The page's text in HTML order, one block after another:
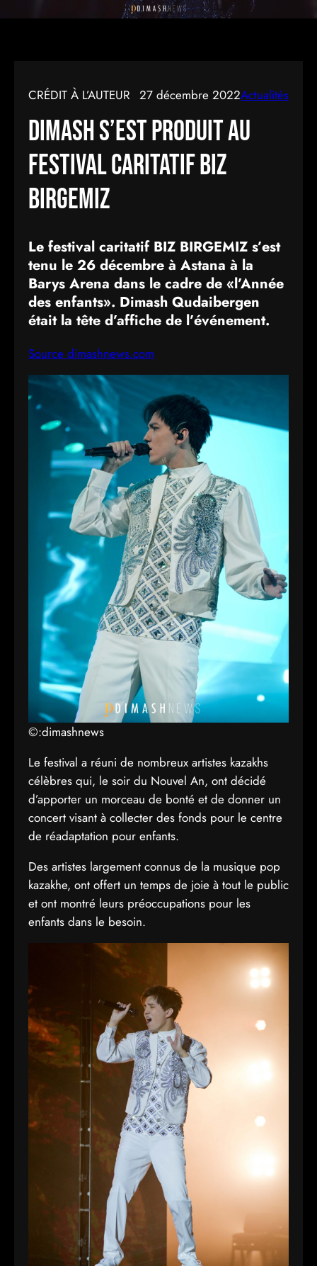
CRÉDIT À L’AUTEUR 27 décembre 2022Actualités
Dimash s’est produit au
festival caritatif BIZ
BIRGEMIZ
Le festival caritatif BIZ BIRGEMIZ s’est
tenu le 26 décembre à Astana à la
Barys Arena dans le cadre de «l’Année
des enfants». Dimash Qudaibergen
était la tête d’affiche de l’événement.
Source dimashnews.com
©:dimashnews
Le festival a réuni de nombreux artistes kazakhs
célèbres qui, le soir du Nouvel An, ont décidé
d’apporter un morceau de bonté et de donner un
concert visant à collecter des fonds pour le centre
de réadaptation pour enfants.
Des artistes largement connus de la musique pop
kazakhe, ont offert un temps de joie à tout le public
et ont montré leurs préoccupations pour les
enfants dans le besoin.